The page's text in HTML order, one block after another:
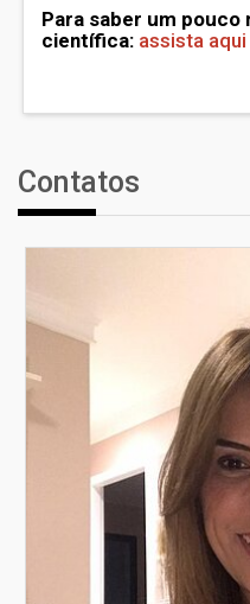
Para saber um pouco
científica: assista
Contatos